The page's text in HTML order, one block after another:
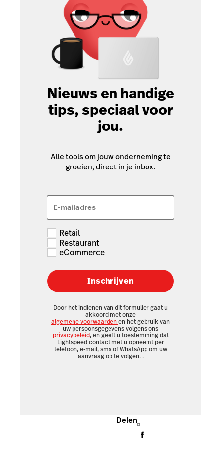
Nieuws en handige
tips, speciaal voor
jou.
Alle tools om jouw onderneming te
groeien, direct in je inbox.
E-mailadres
Retail
Restaurant
eCommerce
Inschrijven
Door het indienen van dit formulier gaat u
akkoord met onze
algemene voorwaardenen het gebruik van
uw persoonsgegevens volgens ons
privacybeleid, en geeft u toestemming dat
Lightspeed contact met u opneemt per
telefoon, e-mail, sms of WhatsApp om uw
aanvraag op te volgen. .
Delen